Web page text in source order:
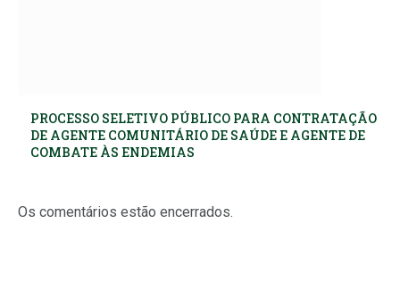
PROCESSO SELETIVO PÚBLICO PARA CONTRATAÇÃO
DE AGENTE COMUNITÁRIO DE SAÚDE E AGENTE DE
COMBATE ÀS ENDEMIAS
Os comentários estão encerrados.